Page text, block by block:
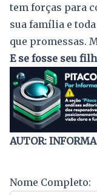
tem forças para
sua família e
que promessas.
E se fosse seu
AUTOR:
Nome Completo: